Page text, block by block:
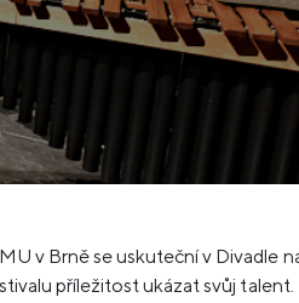
v Brně se uskuteční v Divadle
příležitost ukázat svůj talent.